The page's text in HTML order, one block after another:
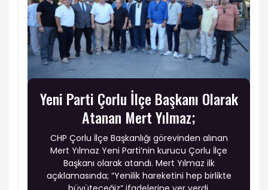
Yeni Parti Çorlu İlçe Başkanı Olarak
Atanan Mert Yılmaz;
CHP Çorlu İlçe Başkanlığı görevinden alınan
Mert Yılmaz Yeni Parti’nin kurucu Çorlu İlçe
Başkanı olarak atandı. Mert Yılmaz ilk
açıklamasında; “Yenilik hareketini hep birlikte